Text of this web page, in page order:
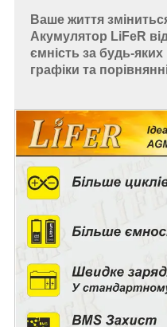
Ваше життя
Акумулятор LiFeR
ємність за будь-
графіки та